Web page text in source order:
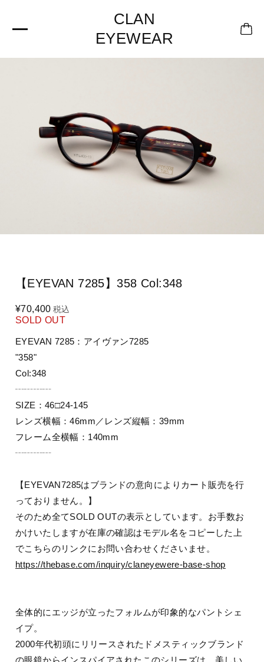
CLAN
EYEWEAR
【EYEVAN 7285】358 Col:348
¥70,400 税込
SOLD OUT
EYEVAN 7285：アイヴァン7285
"358"
Col:348
┄┄┄┄
SIZE：46□24-145
レンズ横幅：46mm／レンズ縦幅：39mm
フレーム全横幅：140mm
┄┄┄┄
【EYEVAN7285はブランドの意向によりカート販売を行
っておりません。】
そのため全てSOLD OUTの表示としています。お手数お
かけいたしますが在庫の確認はモデル名をコピーした上
でこちらのリンクにお問い合わせくださいませ。
https://thebase.com/inquiry/claneyewere-base-shop
全体的にエッジが立ったフォルムが印象的なパントシェ
イプ。
2000年代初頭にリリースされたドメスティックブランド
の眼鏡からインスパイアされたこのシリーズは、美しい